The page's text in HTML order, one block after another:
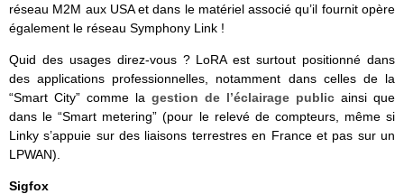
réseau M2M aux USA et dans le matériel associé qu’il fournit opère
également le réseau Symphony Link !
Quid des usages direz-vous ? LoRA est surtout positionné dans
des applications professionnelles, notamment dans celles de la
“Smart City” comme la gestion de l’éclairage public ainsi que
dans le “Smart metering” (pour le relevé de compteurs, même si
Linky s’appuie sur des liaisons terrestres en France et pas sur un
LPWAN).
Sigfox